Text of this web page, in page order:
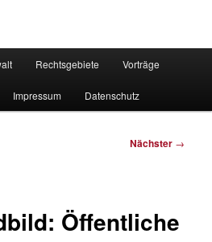
Rechtsgebiete Vorträge
Impressum Datenschutz
Nächster →
Öffentliche